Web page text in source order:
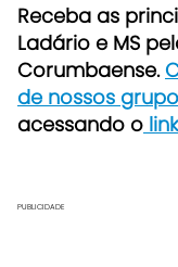
Receba as
Ladário e MS
Corumbaense.
de nossos
acessando o
PUBLICIDADE